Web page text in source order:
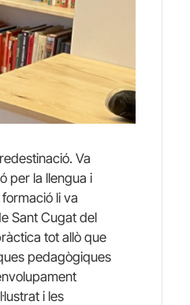
Va
per la llengua i
li va
Sant Cugat del
tot allò que
pedagògiques
i les